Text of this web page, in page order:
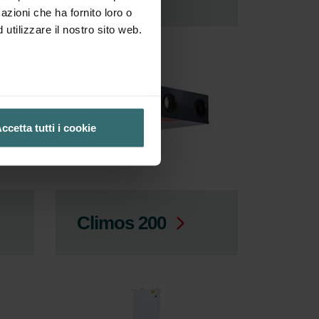
che ha fornito loro o
utilizzare il nostro sito web.
tutti i cookie
Climos 200